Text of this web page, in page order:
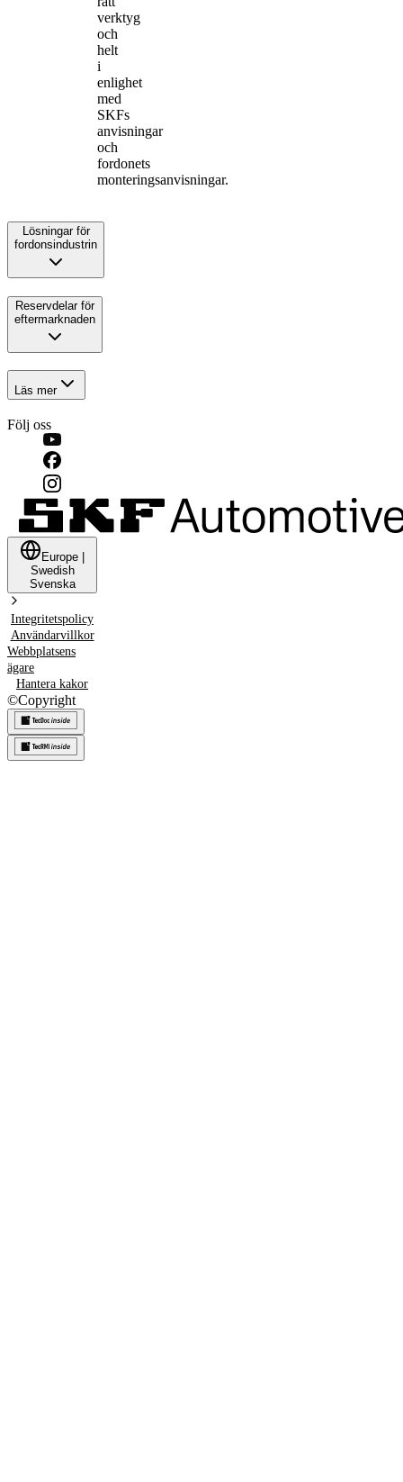
verktyg
och
helt
i
enlighet
med
SKFs
anvisningar
och
fordonets
monteringsanvisningar.
Lösningar för
fordonsindustrin
Reservdelar för
eftermarknaden
Läs mer
Följ oss
Europe
Swedish
Svenska
Integritetspolicy
Användarvillkor
Webbplatsens
ägare
Hantera kakor
©Copyright